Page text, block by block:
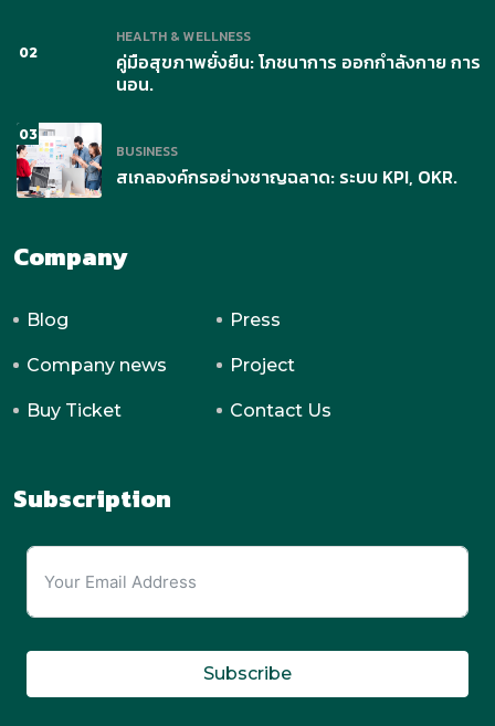
02
HEALTH & WELLNESS
คู่มือสุขภาพยั่งยืน: โภชนาการ ออกกำลังกาย การ
นอน.
03
BUSINESS
สเกลองค์กรอย่างชาญฉลาด: ระบบ KPI, OKR.
Company
Blog Press
Company news Project
Buy Ticket Contact Us
Subscription
Subscribe